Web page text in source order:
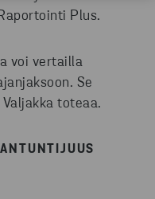
Plus.
voi vertailla
Se
toteaa.